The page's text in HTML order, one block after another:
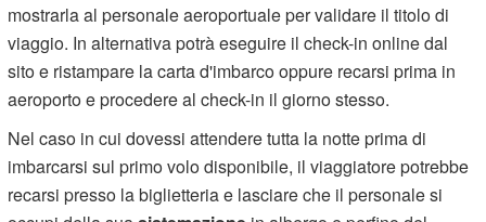
mostrarla al personale aeroportuale per validare il titolo di
viaggio. In alternativa potrà eseguire il check-in online dal
sito e ristampare la carta d'imbarco oppure recarsi prima in
aeroporto e procedere al check-in il giorno stesso.
Nel caso in cui dovessi attendere tutta la notte prima di
imbarcarsi sul primo volo disponibile, il viaggiatore potrebbe
recarsi presso la biglietteria e lasciare che il personale si